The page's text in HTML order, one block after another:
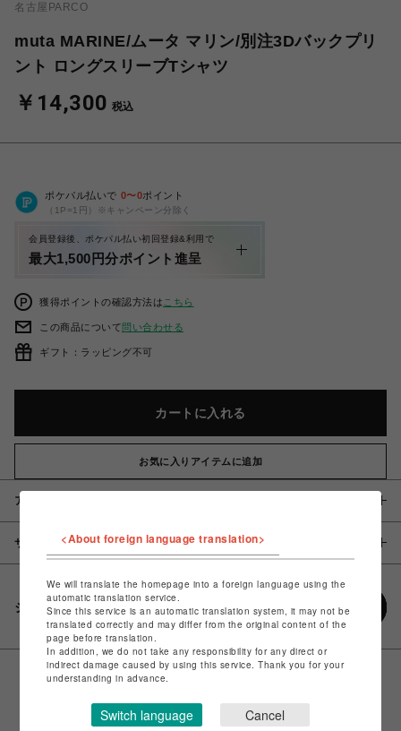
名古屋PARCO
muta MARINE/ムータ マリン/別注3Dバックプリ
ント ロングスリーブTシャツ
￥14,300 税込
ポケパル払いで 0〜0ポイント
（1P=1円）※キャンペーン分除く
会員登録後、ポケパル払い初回登録&利用で
最大1,500円分ポイント進呈
獲得ポイントの確認方法は こちら
この商品について問い合わせる
ギフト：ラッピング不可
カートに入れる
お気に入りアイテムに追加
アイテム説明 / 素材
サイズ
シェアする
<About foreign language translation>
We will translate the homepage into a foreign language using the
automatic translation service.
Since this service is an automatic translation system, it may not be
translated correctly and may differ from the original content of the
page before translation.
In addition, we do not take any responsibility for any direct or
indirect damage caused by using this service. Thank you for your
understanding in advance.
Switch language Cancel